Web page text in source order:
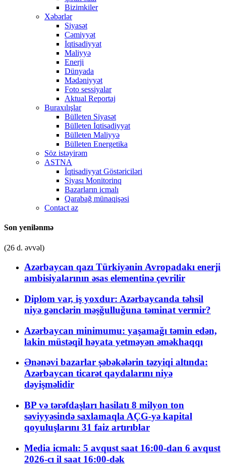
Bizimkiler
Xəbərlər
Siyasət
Cəmiyyət
İqtisadiyyat
Maliyyə
Enerji
Dünyada
Mədəniyyət
Foto sessiyalar
Aktual Reportaj
Buraxılışlar
Bülleten Siyasət
Bülleten İqtisadiyyat
Bülleten Maliyyə
Bülleten Energetika
Söz istəyirəm
ASTNA
İqtisadiyyat Göstəriciləri
Siyası Monitorinq
Bazarların icmalı
Qarabağ münaqişəsi
Contact az
Son yenilənmə
(26 d. əvvəl)
Azərbaycan qazı Türkiyənin Avropadakı enerji
ambisiyalarının əsas elementinə çevrilir
Diplom var, iş yoxdur: Azərbaycanda təhsil
niyə gənclərin məşğulluğuna təminat vermir?
Azərbaycan minimumu: yaşamağı təmin edən,
lakin müstəqil həyata yetməyən əməkhaqqı
Ənənəvi bazarlar şəbəkələrin təzyiqi altında:
Azərbaycan ticarət qaydalarını niyə
dəyişməlidir
BP və tərəfdaşları hasilatı 8 milyon ton
səviyyəsində saxlamaqla AÇG-yə kapital
qoyuluşlarını 31 faiz artırıblar
Media icmalı: 5 avqust saat 16:00-dan 6 avqust
2026-cı il saat 16:00-dək